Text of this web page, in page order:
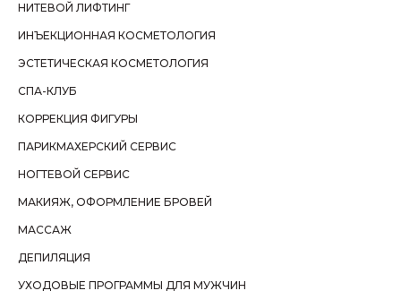
НИТЕВОЙ ЛИФТИНГ
ИНЪЕКЦИОННАЯ КОСМЕТОЛОГИЯ
ЭСТЕТИЧЕСКАЯ КОСМЕТОЛОГИЯ
СПА-КЛУБ
КОРРЕКЦИЯ ФИГУРЫ
ПАРИКМАХЕРСКИЙ СЕРВИС
НОГТЕВОЙ СЕРВИС
МАКИЯЖ, ОФОРМЛЕНИЕ БРОВЕЙ
МАССАЖ
ДЕПИЛЯЦИЯ
УХОДОВЫЕ ПРОГРАММЫ ДЛЯ МУЖЧИН